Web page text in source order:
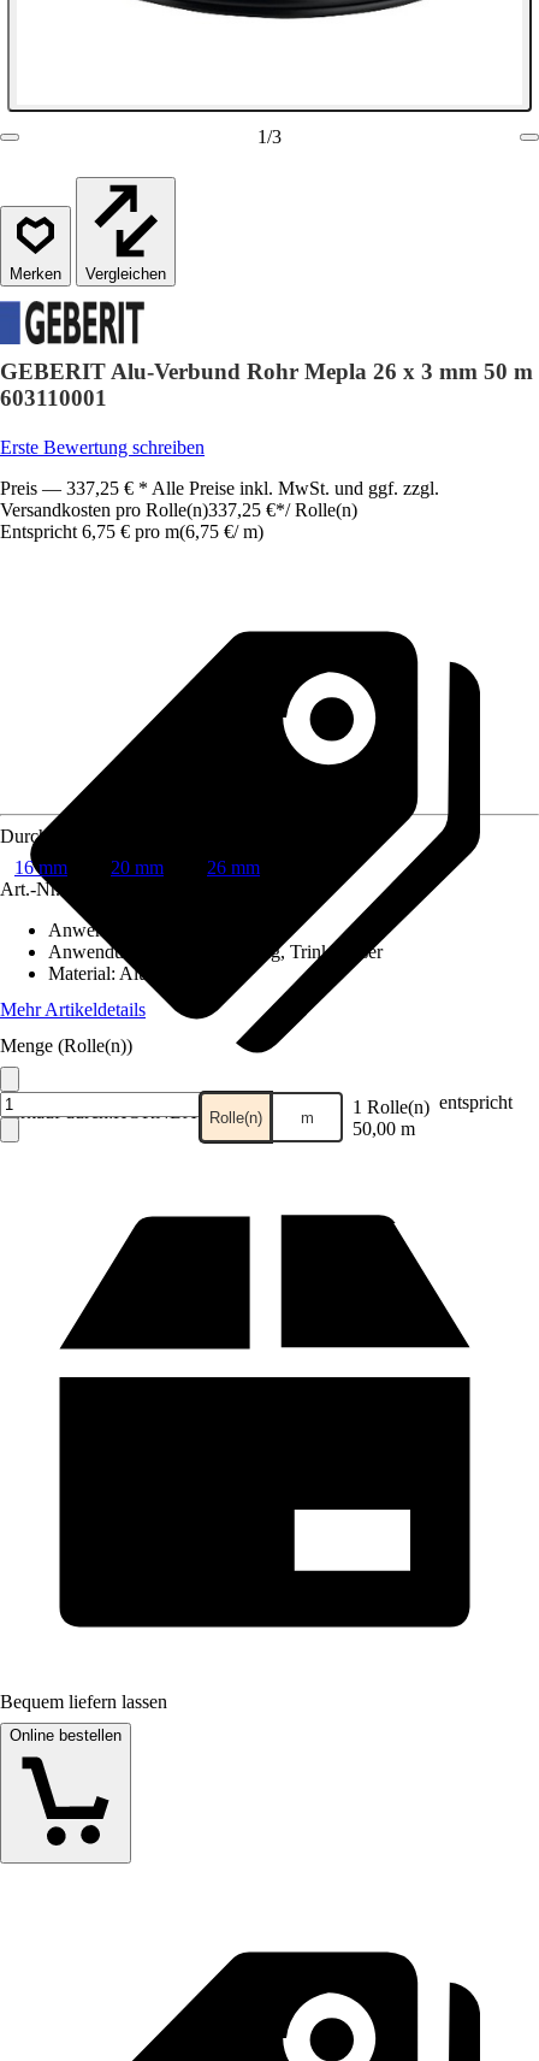
1/3
Vergleichen
GEBERIT Alu-Verbund Rohr Mepla 26 x 3 mm 50 m
603110001
Erste Bewertung schreiben
Preis — 337,25 € * Alle Preise inkl. MwSt. und ggf. zzgl.
Versandkosten pro Rolle(n)337,25 €*/ Rolle(n)
Entspricht 6,75 € pro m(6,75 €/ m)
Verkauf durch:HORNBACH
Durchmesser
16 mm
20 mm
26 mm
Art.-Nr.
Anwendung
Anwendungsbereich
Heizung, Trinkwasser
Material: Alu-Verbund
Mehr Artikeldetails
Menge (Rolle(n))
Rolle(n) m 1 Rolle(n) entspricht
50,00 m
Bequem liefern lassen
Online bestellen